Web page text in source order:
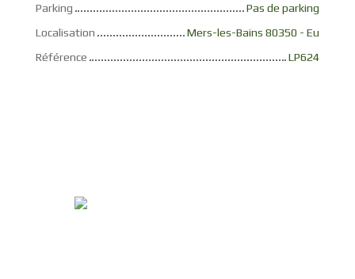
Parking
Pas de parking
Localisation
Mers-les-Bains 80350 - Eu
Référence
LP624